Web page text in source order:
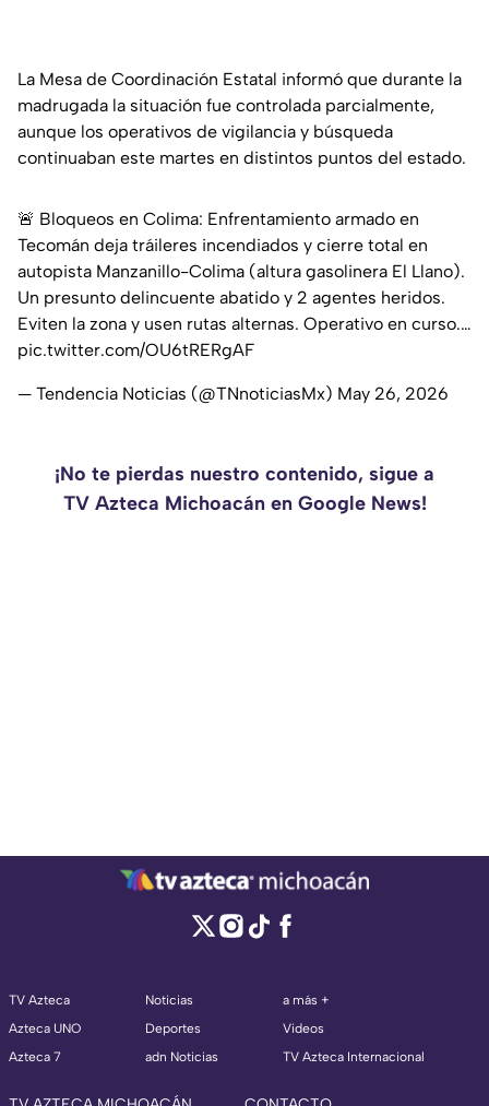
La Mesa de Coordinación Estatal informó que durante la
madrugada la situación fue controlada parcialmente,
aunque los operativos de vigilancia y búsqueda
continuaban este martes en distintos puntos del estado.
🚨 Bloqueos en Colima: Enfrentamiento armado en
Tecomán deja tráileres incendiados y cierre total en
autopista Manzanillo-Colima (altura gasolinera El Llano).
Un presunto delincuente abatido y 2 agentes heridos.
Eviten la zona y usen rutas alternas. Operativo en curso.…
pic.twitter.com/OU6tRERgAF
— Tendencia Noticias (@TNnoticiasMx) May 26, 2026
¡No te pierdas nuestro contenido, sigue a
TV Azteca Michoacán en Google News!
TV Azteca
Azteca UNO
Azteca 7
Noticias
Deportes
adn Noticias
a más +
Videos
TV Azteca Internacional